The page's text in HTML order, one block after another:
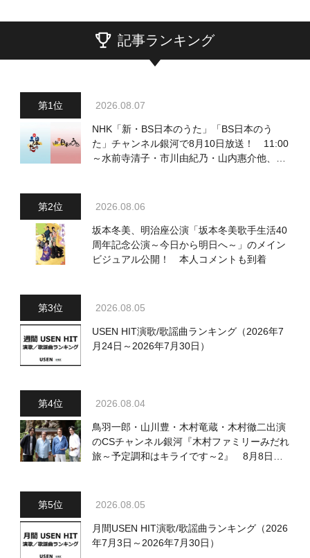
記事ランキング
2026.08.07
NHK「新・BS日本のうた」「BS日本のう
た」チャンネル銀河で8月10日放送！ 11:00
～水前寺清子・市川由紀乃・山内惠介他、
2026.08.06
坂本冬美、明治座公演「坂本冬美歌手生活40
周年記念公演～今日から明日へ～」のメイン
ビジュアル公開！ 本人コメントも到着
2026.08.05
USEN HIT演歌/歌謡曲ランキング（2026年7
月24日～2026年7月30日）
2026.08.04
鳥羽一郎・山川豊・木村竜蔵・木村徹二出演
のCSチャンネル銀河『木村ファミリーみだれ
旅～予定調和はキライです～2』 8月8日
2026.08.05
月間USEN HIT演歌/歌謡曲ランキング（2026
年7月3日～2026年7月30日）